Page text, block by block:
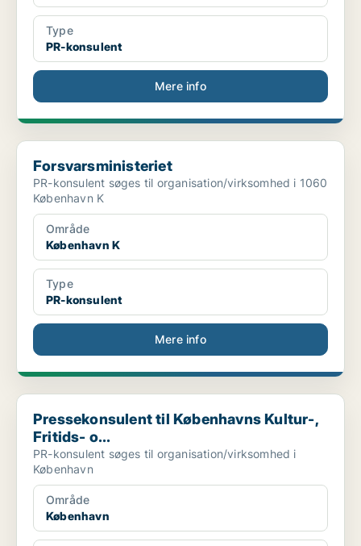
Type
PR-konsulent
Mere info
Forsvarsministeriet
Forsvarsministeriet
PR-konsulent søges til organisation/virksomhed i 1060
København K
Område
København K
Type
PR-konsulent
Mere info
Pressekonsulent til Københavns Kultur-, Fritids- o...
Pressekonsulent til Københavns Kultur-,
Fritids- o...
PR-konsulent søges til organisation/virksomhed i
København
Område
København